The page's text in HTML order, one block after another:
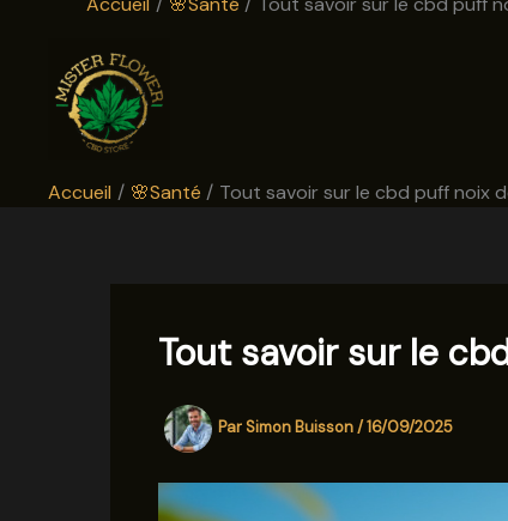
Accueil 🌸Santé Tout savoir sur le cbd puff noix
Tout savoir sur le
ParSimon Buisson/16/09/2025